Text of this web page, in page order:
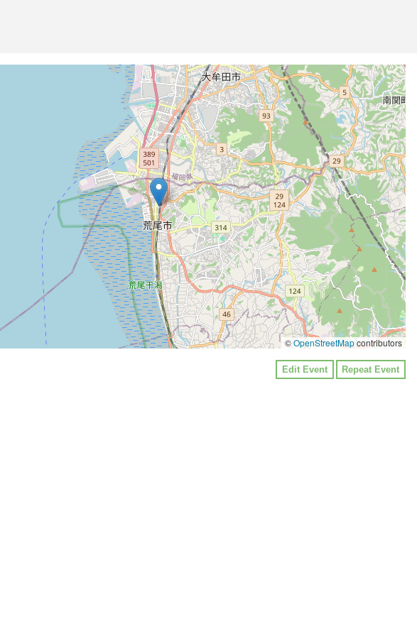
©OpenStreetMapcontributors
Edit Event Repeat Event